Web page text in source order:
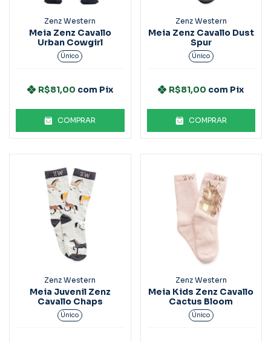
Zenz Western
Meia Zenz Cavallo
Urban Cowgirl
Único
R$81,00 com Pix
COMPRAR
Zenz Western
Meia Zenz Cavallo Dust
Spur
Único
R$81,00 com Pix
COMPRAR
Zenz Western
Meia Juvenil Zenz
Cavallo Chaps
Único
Zenz Western
Meia Kids Zenz Cavallo
Cactus Bloom
Único